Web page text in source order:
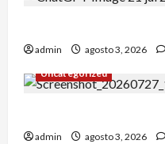
admin agosto 3, 2026
Uncategorized
admin agosto 3, 2026